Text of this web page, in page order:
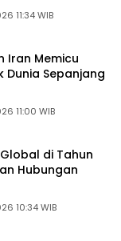
Selasa, 12 Mei 2026 11:34 WIB
Iran Memicu
Dunia Sepanjang
Selasa, 12 Mei 2026 11:00 WIB
di Tahun
Hubungan
Selasa, 12 Mei 2026 10:34 WIB